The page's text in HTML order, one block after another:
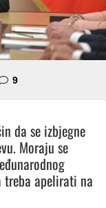
9komentara
da se izbjegne
Moraju se
treba apelirati na